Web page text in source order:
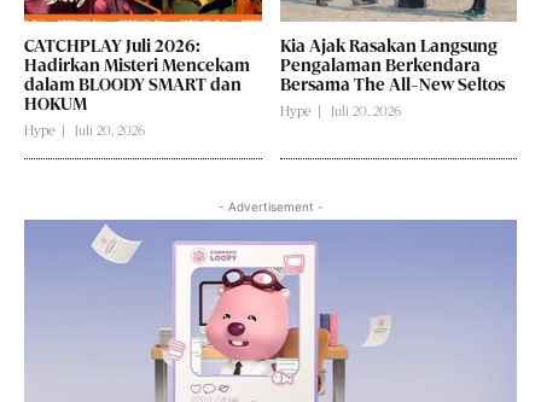
CATCHPLAY Juli 2026:
Hadirkan Misteri Mencekam
dalam BLOODY SMART dan
HOKUM
Hype Juli 20, 2026
Kia Ajak Rasakan Langsung
Pengalaman Berkendara
Bersama The All-New Seltos
Hype Juli 20, 2026
- Advertisement -